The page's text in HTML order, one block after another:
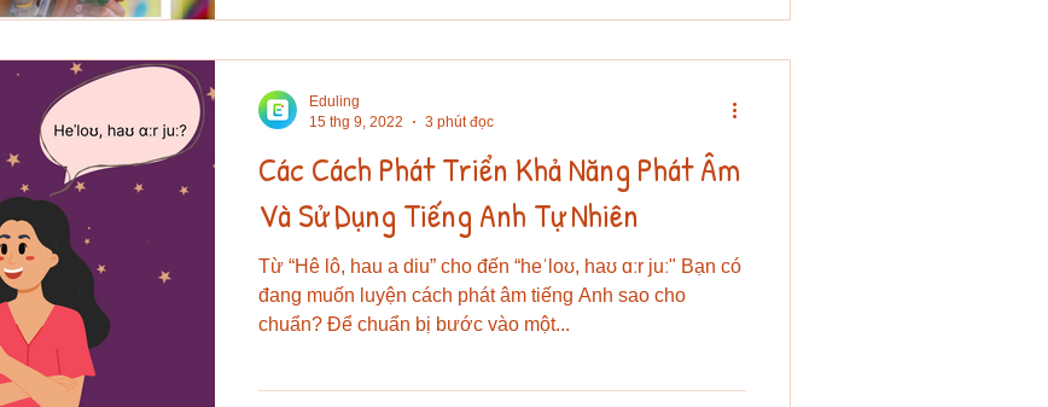
Các Cách Phát Triển Khả Năng Phát Âm
Và Sử Dụng Tiếng Anh Tự Nhiên
Từ “Hê lô, hau a diu” cho đến “heˈloʊ, haʊ ɑːr juː" Bạn có
đang muốn luyện cách phát âm tiếng Anh sao cho
chuẩn? Để chuẩn bị bước vào một...
Eduling
15 thg 9, 2022
3 phút đọc